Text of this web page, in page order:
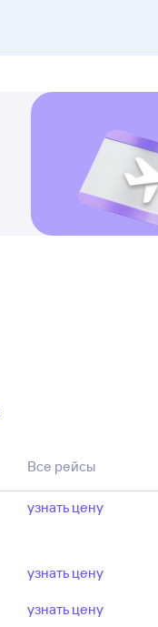
Все рейсы
узнать цену
узнать цену
узнать цену